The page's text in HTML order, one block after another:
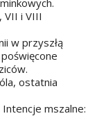
VII i VIII
w przyszłą
ostatnia
Intencje mszalne: